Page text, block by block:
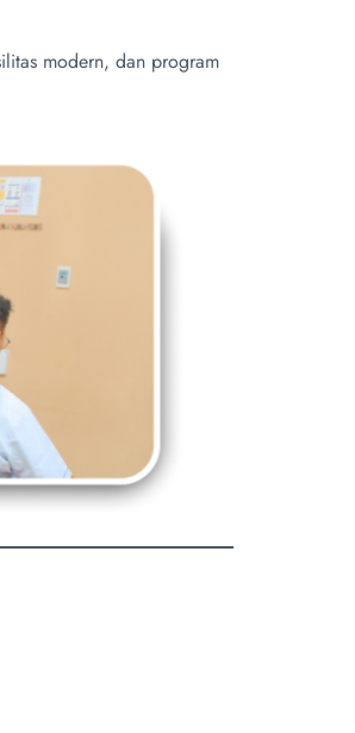
modern, dan program